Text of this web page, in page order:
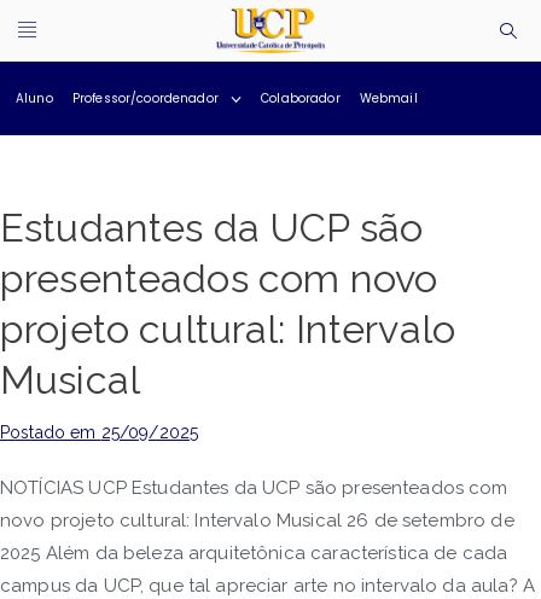
Aluno Professor/coordenador Colaborador Webmail
Estudantes da UCP são
presenteados com novo
projeto cultural: Intervalo
Musical
Postado em 25/09/2025
NOTÍCIAS UCP Estudantes da UCP são presenteados com
novo projeto cultural: Intervalo Musical 26 de setembro de
2025 Além da beleza arquitetônica característica de cada
campus da UCP, que tal apreciar arte no intervalo da aula? A